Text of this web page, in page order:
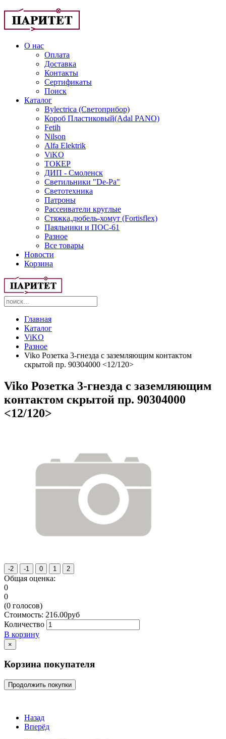
О нас
Оплата
Доставка
Контакты
Сертификаты
Поиск
Каталог
Bylectrica (Светоприбор)
Короб Пластиковый(Adal PANO)
Fetih
Nilson
Alfa Elektrik
ViKO
ТОКЕР
ДИП - Смоленск
Светильники "De-Pa"
Светотехника
Патроны
Рассеиватели круглые
Стяжка,дюбель-хомут (Fortisflex)
Паяльники и ПОС-61
Разное
Все товары
Новости
Корзина
Главная
Каталог
ViKO
Разное
Viko Розетка 3-гнезда с заземляющим контактом
скрытой пр. 90304000 <12/120>
Viko Розетка 3-гнезда с заземляющим
контактом скрытой пр. 90304000
<12/120>
Общая оценка:
0
0
(0 голосов)
Стоимость: 216.00руб
Количество
В корзину
×
Корзина покупателя
Продолжить покупки
Назад
Вперёд